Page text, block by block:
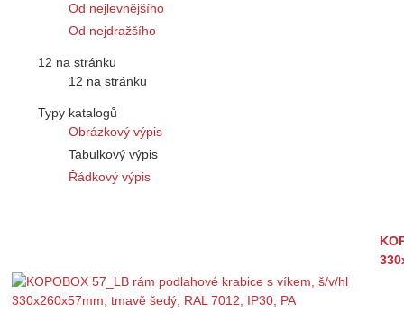
Od nejlevnějšího
Od nejdražšího
12 na stránku
12 na stránku
Typy katalogů
Obrázkový výpis
Tabulkový výpis
Řádkový výpis